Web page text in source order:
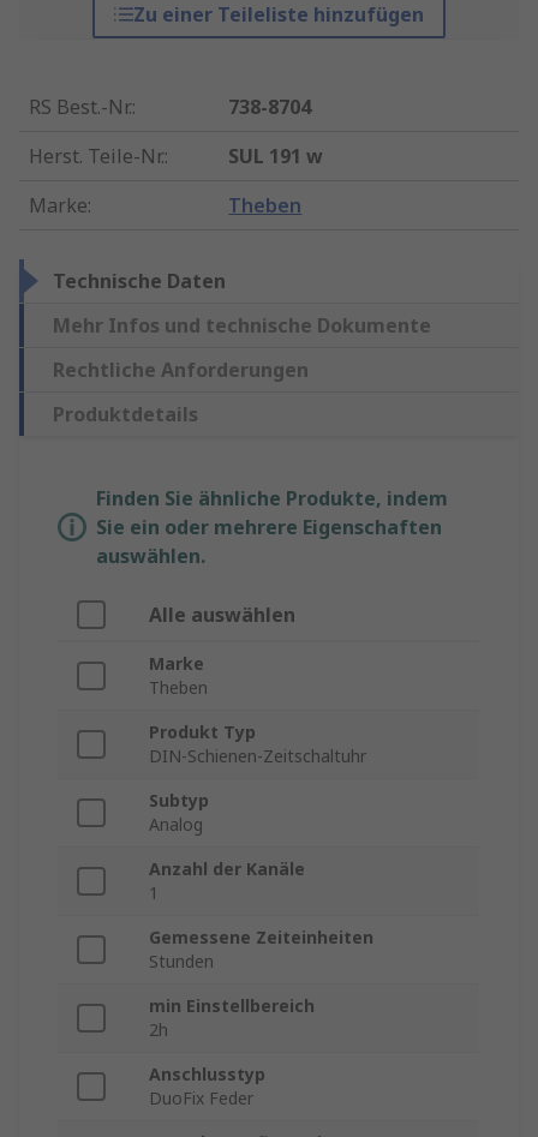
Zu einer Teileliste hinzufügen
RS Best.-Nr.:
738-8704
Herst. Teile-Nr.:
SUL 191 w
Marke: Theben
Technische Daten
Mehr Infos und technische Dokumente
Rechtliche Anforderungen
Produktdetails
Finden Sie ähnliche Produkte, indem
Sie ein oder mehrere Eigenschaften
auswählen.
Alle auswählen
Marke
Theben
Produkt Typ
DIN-Schienen-Zeitschaltuhr
Subtyp
Analog
Anzahl der Kanäle
1
Gemessene Zeiteinheiten
Stunden
min Einstellbereich
2h
Anschlusstyp
DuoFix Feder